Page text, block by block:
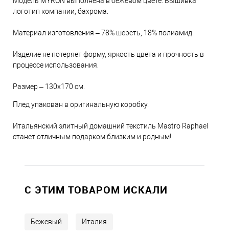
логотип компании, бахрома.
Материал изготовления – 78% шерсть, 18% полиамид.
Изделие не потеряет форму, яркость цвета и прочность в
процессе использования.
Размер – 130х170 см.
Плед упакован в оригинальную коробку.
Итальянский элитный домашний текстиль Mastro Raphael
станет отличным подарком близким и родным!
C ЭТИМ ТОВАРОМ ИСКАЛИ
Бежевый Италия